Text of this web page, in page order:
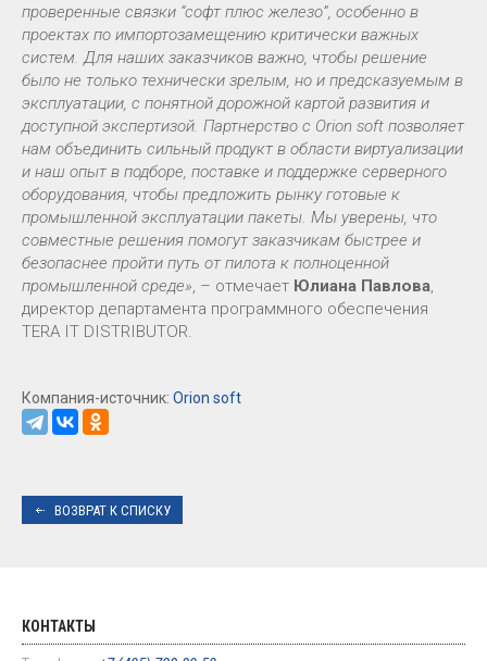
проверенные связки “софт плюс железо”, особенно в
проектах по импортозамещению критически важных
систем. Для наших заказчиков важно, чтобы решение
было не только технически зрелым, но и предсказуемым в
эксплуатации, с понятной дорожной картой развития и
доступной экспертизой. Партнерство с Orion soft позволяет
нам объединить сильный продукт в области виртуализации
и наш опыт в подборе, поставке и поддержке серверного
оборудования, чтобы предложить рынку готовые к
промышленной эксплуатации пакеты. Мы уверены, что
совместные решения помогут заказчикам быстрее и
безопаснее пройти путь от пилота к полноценной
промышленной среде», – отмечает Юлиана Павлова,
директор департамента программного обеспечения
TERA IT DISTRIBUTOR.
Компания-источник: Orion soft
ВОЗВРАТ К СПИСКУ
КОНТАКТЫ